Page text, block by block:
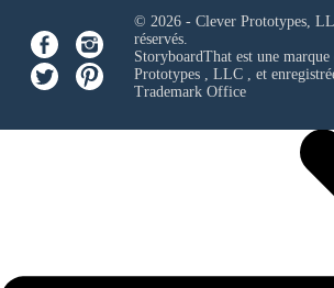
© 2026 - Clever Prototypes,
réservés.
StoryboardThat est une marque
Prototypes , LLC, et
Trademark Office